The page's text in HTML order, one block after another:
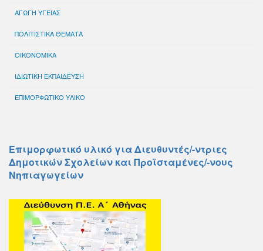
ΑΓΩΓΗ ΥΓΕΙΑΣ
ΠΟΛΙΤΙΣΤΙΚΑ ΘΕΜΑΤΑ
ΟΙΚΟΝΟΜΙΚΑ
ΙΔΙΩΤΙΚΗ ΕΚΠΑΙΔΕΥΣΗ
ΕΠΙΜΟΡΦΩΤΙΚΟ ΥΛΙΚΟ
Επιμορφωτικό υλικό για Διευθυντές/-ντριες
Δημοτικών Σχολείων και Προϊσταμένες/-νους
Νηπιαγωγείων